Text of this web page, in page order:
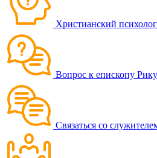
Христианский психолог
Вопрос к епископу
Связаться со